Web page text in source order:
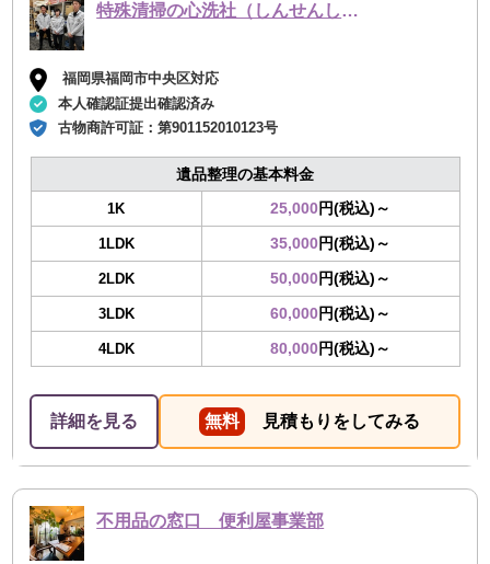
特殊清掃の心洗社（しんせんしゃ）
福岡県福岡市中央区対応
本人確認証提出確認済み
古物商許可証：第901152010123号
遺品整理の基本料金
1K 25,000円(税込)～
1LDK 35,000円(税込)～
2LDK 50,000円(税込)～
3LDK 60,000円(税込)～
4LDK 80,000円(税込)～
詳細を見る 無料 見積もりをしてみる
不用品の窓口 便利屋事業部